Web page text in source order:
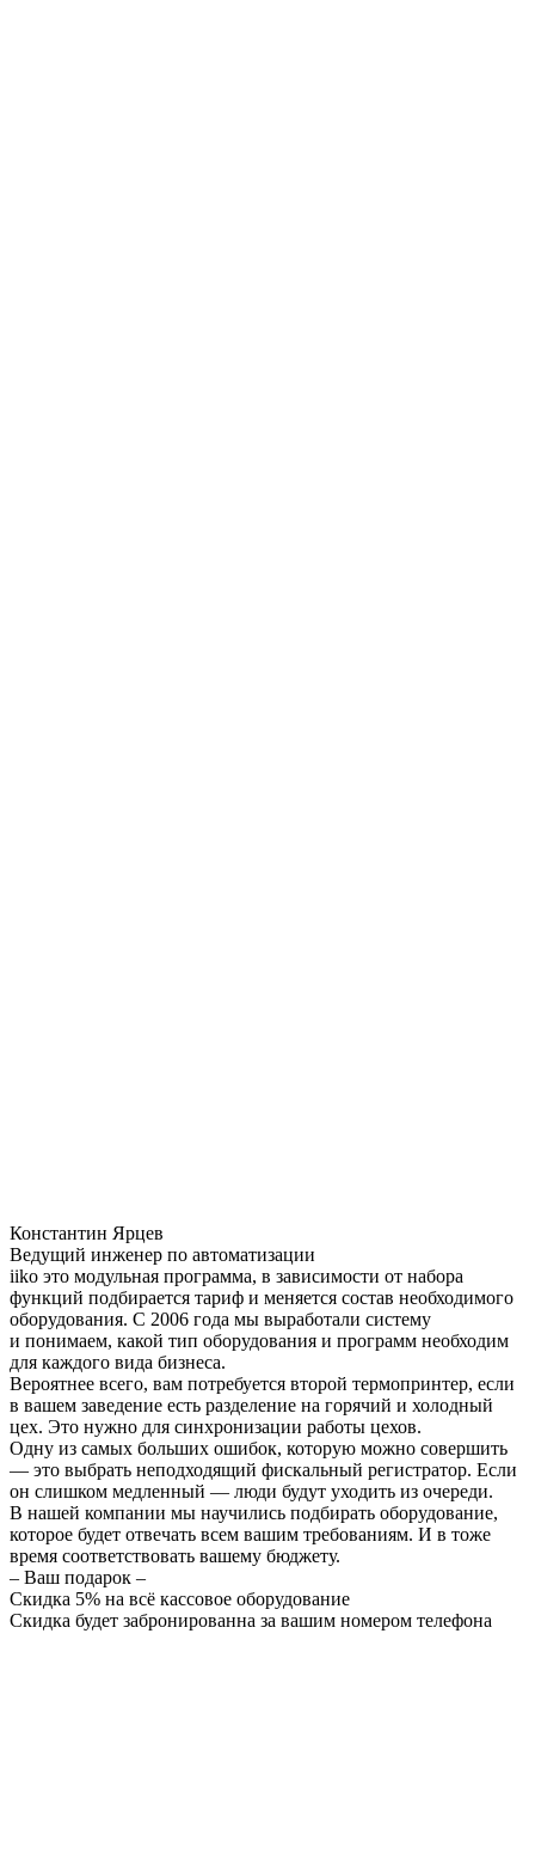
Константин Ярцев
Ведущий инженер по автоматизации
iiko это модульная программа, в зависимости от набора
функций подбирается тариф и меняется состав необходимого
оборудования. С 2006 года мы выработали систему
и понимаем, какой тип оборудования и программ необходим
для каждого вида бизнеса.
Вероятнее всего, вам потребуется второй термопринтер, если
в вашем заведение есть разделение на горячий и холодный
цех. Это нужно для синхронизации работы цехов.
Одну из самых больших ошибок, которую можно совершить
— это выбрать неподходящий фискальный регистратор. Если
он слишком медленный — люди будут уходить из очереди.
В нашей компании мы научились подбирать оборудование,
которое будет отвечать всем вашим требованиям. И в тоже
время соответствовать вашему бюджету.
– Ваш подарок –
Скидка 5% на всё кассовое оборудование
Скидка будет забронированна за вашим номером телефона